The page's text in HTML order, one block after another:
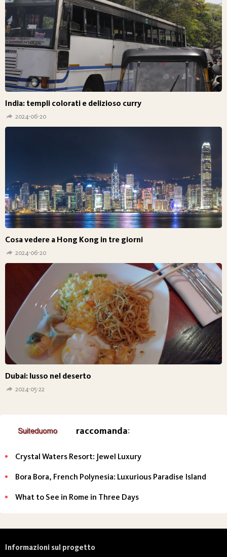
India: templi colorati e delizioso curry
2024-06-20
Cosa vedere a Hong Kong in tre giorni
2024-06-20
Dubai: lusso nel deserto
2024-05-22
raccomanda:
Crystal Waters Resort: Jewel Luxury
Bora Bora, French Polynesia: Luxurious Paradise Island
What to See in Rome in Three Days
Informazioni sul progetto